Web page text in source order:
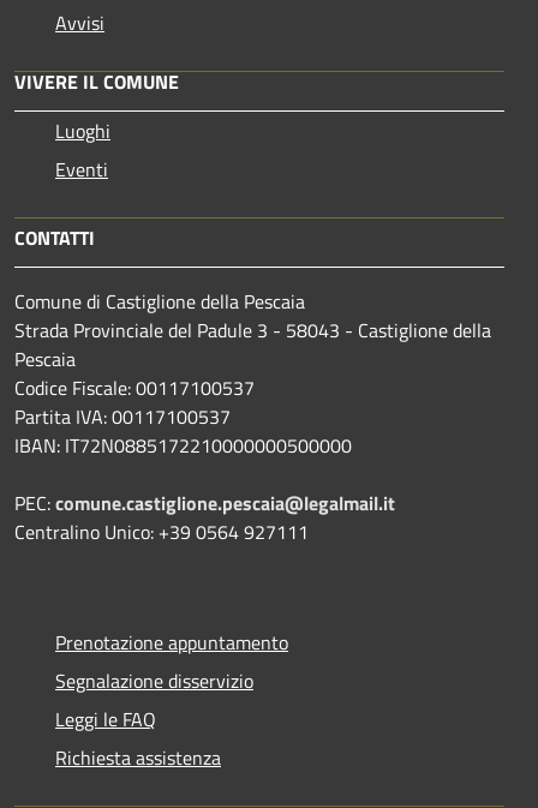
Avvisi
VIVERE IL COMUNE
Luoghi
Eventi
CONTATTI
Comune di Castiglione della Pescaia
Strada Provinciale del Padule 3 - 58043 - Castiglione della
Pescaia
Codice Fiscale: 00117100537
Partita IVA: 00117100537
IBAN: IT72N0885172210000000500000
PEC:comune.castiglione.pescaia@legalmail.it
Centralino Unico: +39 0564 927111
Prenotazione appuntamento
Segnalazione disservizio
Leggi le FAQ
Richiesta assistenza